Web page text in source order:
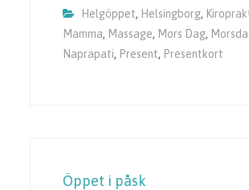
Helgöppet, Helsingborg,
Mamma, Massage, Mors Dag,
Naprapati, Present, Presentkort
Öppet i påsk